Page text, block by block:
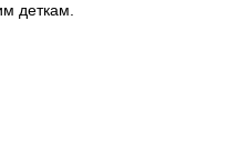
деткам.